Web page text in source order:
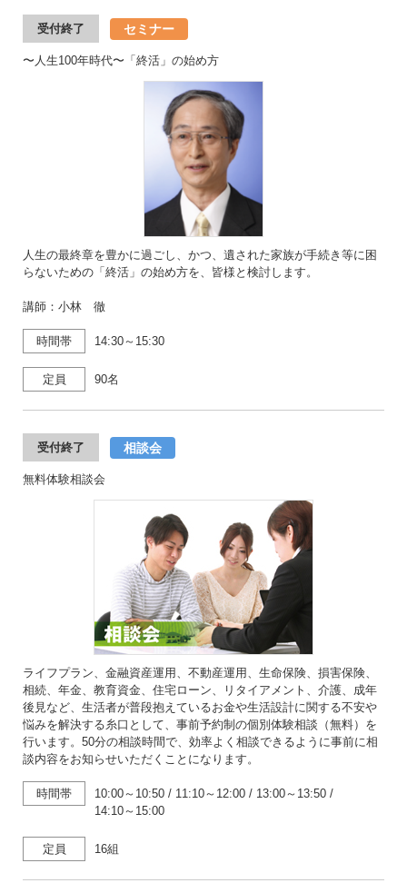
受付終了 セミナー
〜人生100年時代〜「終活」の始め方
人生の最終章を豊かに過ごし、かつ、遺された家族が手続き等に困
らないための「終活」の始め方を、皆様と検討します。
講師：小林 徹
時間帯 14:30～15:30
定員 90名
受付終了 相談会
無料体験相談会
ライフプラン、金融資産運用、不動産運用、生命保険、損害保険、
相続、年金、教育資金、住宅ローン、リタイアメント、介護、成年
後見など、生活者が普段抱えているお金や生活設計に関する不安や
悩みを解決する糸口として、事前予約制の個別体験相談（無料）を
行います。50分の相談時間で、効率よく相談できるように事前に相
談内容をお知らせいただくことになります。
時間帯 10:00～10:50 / 11:10～12:00 / 13:00～13:50 /
14:10～15:00
定員 16組